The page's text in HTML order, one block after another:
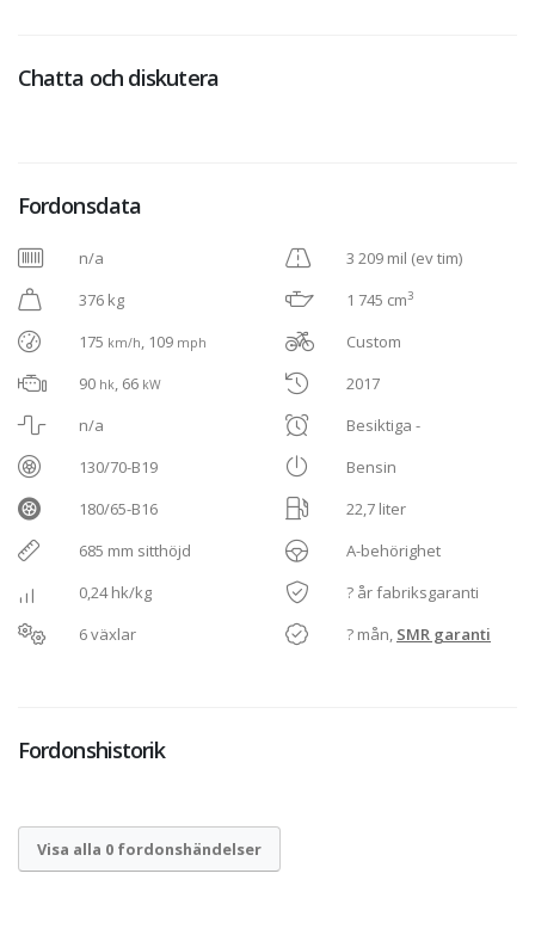
Chatta och diskutera
Fordonsdata
n/a
376 kg
175 km/h, 109 mph
90 hk, 66 kW
n/a
130/70-B19
180/65-B16
685 mm sitthöjd
0,24 hk/kg
6 växlar
3 209 mil (ev tim)
1 745 cm3
Custom
2017
Besiktiga -
Bensin
22,7 liter
A-behörighet
? år fabriksgaranti
? mån, SMR garanti
Fordonshistorik
Visa alla 0 fordonshändelser